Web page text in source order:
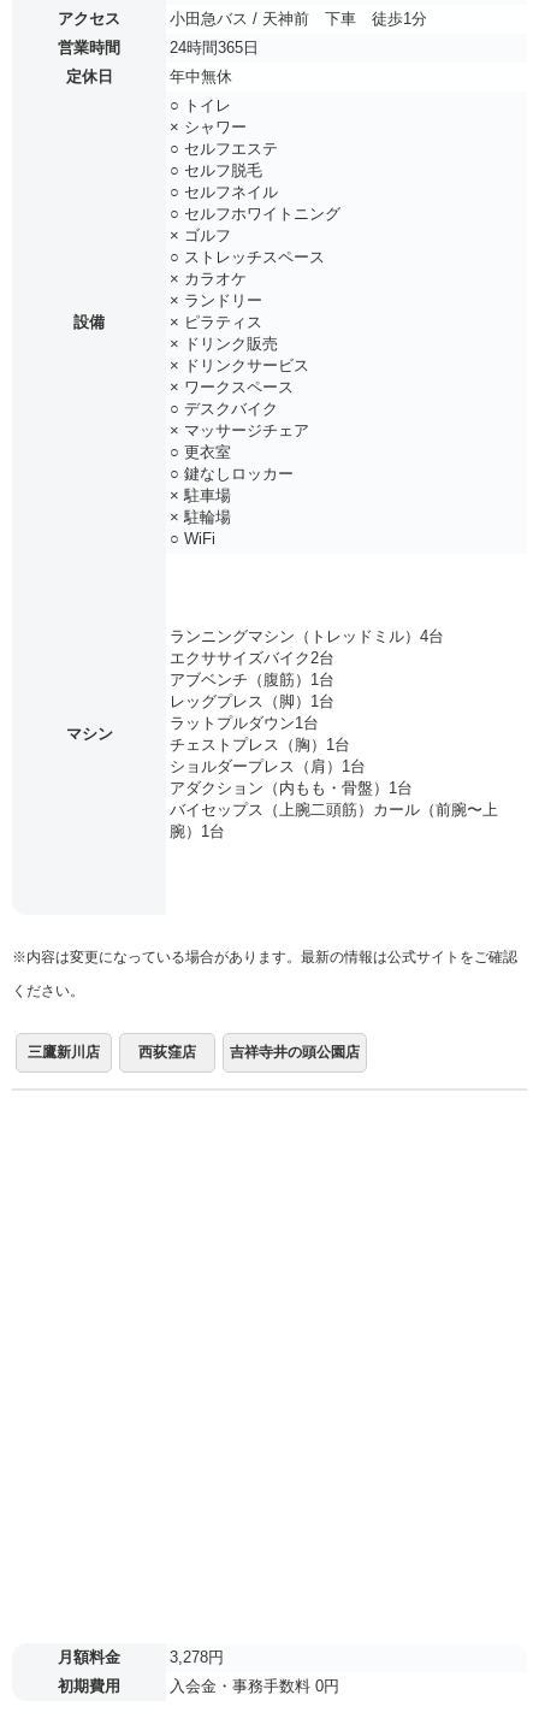
アクセス
小田急バス / 天神前 下車 徒歩1分
営業時間
24時間365日
定休日
年中無休
設備
○ トイレ
× シャワー
○ セルフエステ
○ セルフ脱毛
○ セルフネイル
○ セルフホワイトニング
× ゴルフ
○ ストレッチスペース
× カラオケ
× ランドリー
× ピラティス
× ドリンク販売
× ドリンクサービス
× ワークスペース
○ デスクバイク
× マッサージチェア
○ 更衣室
○ 鍵なしロッカー
× 駐車場
× 駐輪場
○ WiFi
マシン
ランニングマシン（トレッドミル）4台
エクササイズバイク2台
アブベンチ（腹筋）1台
レッグプレス（脚）1台
ラットプルダウン1台
チェストプレス（胸）1台
ショルダープレス（肩）1台
アダクション（内もも・骨盤）1台
バイセップス（上腕二頭筋）カール（前腕〜上
腕）1台
※内容は変更になっている場合があります。最新の情報は公式サイトをご確認
ください。
三鷹新川店 西荻窪店 吉祥寺井の頭公園店
月額料金
3,278円
初期費用
入会金・事務手数料 0円